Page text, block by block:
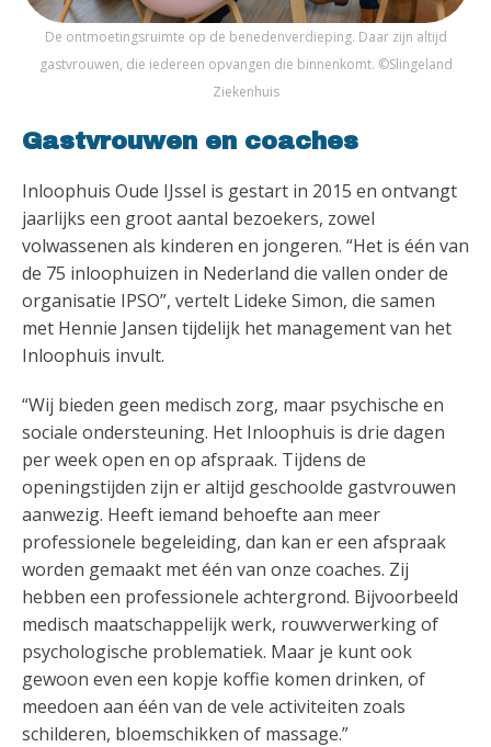
De ontmoetingsruimte op de benedenverdieping. Daar zijn altijd
gastvrouwen, die iedereen opvangen die binnenkomt. ©Slingeland
Ziekenhuis
Gastvrouwen en coaches
Inloophuis Oude IJssel is gestart in 2015 en ontvangt
jaarlijks een groot aantal bezoekers, zowel
volwassenen als kinderen en jongeren. “Het is één van
de 75 inloophuizen in Nederland die vallen onder de
organisatie IPSO”, vertelt Lideke Simon, die samen
met Hennie Jansen tijdelijk het management van het
Inloophuis invult.
“Wij bieden geen medisch zorg, maar psychische en
sociale ondersteuning. Het Inloophuis is drie dagen
per week open en op afspraak. Tijdens de
openingstijden zijn er altijd geschoolde gastvrouwen
aanwezig. Heeft iemand behoefte aan meer
professionele begeleiding, dan kan er een afspraak
worden gemaakt met één van onze coaches. Zij
hebben een professionele achtergrond. Bijvoorbeeld
medisch maatschappelijk werk, rouwverwerking of
psychologische problematiek. Maar je kunt ook
gewoon even een kopje koffie komen drinken, of
meedoen aan één van de vele activiteiten zoals
schilderen, bloemschikken of massage.”